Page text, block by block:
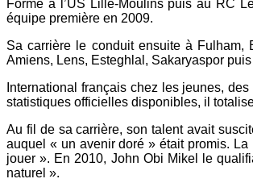
Formé à l’US Lille-Moulins puis au RC
équipe première en 2009.
Sa carrière le conduit ensuite à
Amiens, Lens, Esteghlal, Sakaryaspor
International français chez les jeunes,
statistiques officielles disponibles, il
Au fil de sa carrière, son talent avait
auquel « un avenir doré » était promis.
jouer ». En 2010, John Obi Mikel le
naturel ».